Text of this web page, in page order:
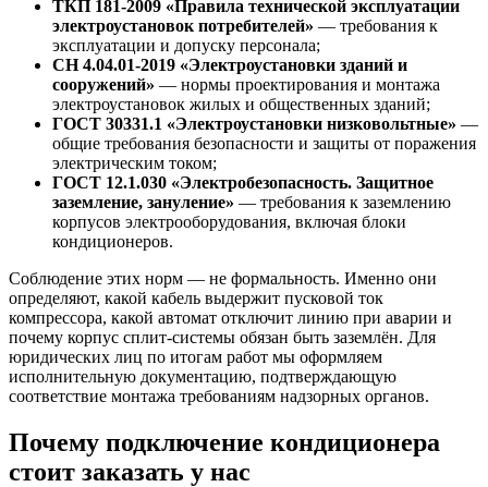
ТКП 181-2009 «Правила технической эксплуатации
электроустановок потребителей» — требования к
эксплуатации и допуску персонала;
СН 4.04.01-2019 «Электроустановки зданий и
сооружений» — нормы проектирования и монтажа
электроустановок жилых и общественных зданий;
ГОСТ 30331.1 «Электроустановки низковольтные» —
общие требования безопасности и защиты от поражения
электрическим током;
ГОСТ 12.1.030 «Электробезопасность. Защитное
заземление, зануление» — требования к заземлению
корпусов электрооборудования, включая блоки
кондиционеров.
Соблюдение этих норм — не формальность. Именно они
определяют, какой кабель выдержит пусковой ток
компрессора, какой автомат отключит линию при аварии и
почему корпус сплит-системы обязан быть заземлён. Для
юридических лиц по итогам работ мы оформляем
исполнительную документацию, подтверждающую
соответствие монтажа требованиям надзорных органов.
Почему подключение кондиционера
стоит заказать у нас